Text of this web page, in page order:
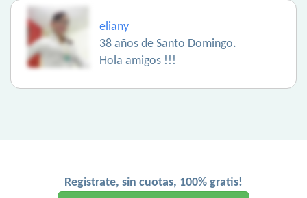
eliany
38 años de Santo Domingo.
Hola amigos !!!
Registrate, sin cuotas, 100% gratis!